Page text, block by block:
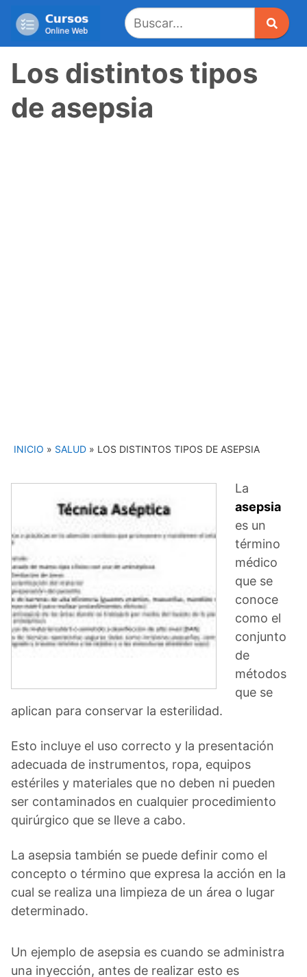
Los distintos tipos
de asepsia
INICIO » SALUD » LOS DISTINTOS TIPOS DE ASEPSIA
La
asepsia
es un
término
médico
que se
conoce
como el
conjunto
de
métodos
que se
aplican para conservar la esterilidad.
Esto incluye el uso correcto y la presentación
adecuada de instrumentos, ropa, equipos
estériles y materiales que no deben ni pueden
ser contaminados en cualquier procedimiento
quirúrgico que se lleve a cabo.
La asepsia también se puede definir como el
concepto o término que expresa la acción en la
cual se realiza una limpieza de un área o lugar
determinado.
Un ejemplo de asepsia es cuando se administra
una inyección, antes de realizar esto es